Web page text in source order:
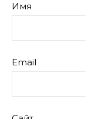
Имя
Email